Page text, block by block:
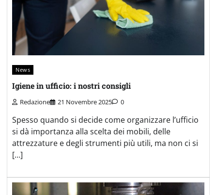
News
Igiene in ufficio: i nostri consigli
Redazione 21 Novembre 2025 0
Spesso quando si decide come organizzare l’ufficio
si dà importanza alla scelta dei mobili, delle
attrezzature e degli strumenti più utili, ma non ci si
[…]